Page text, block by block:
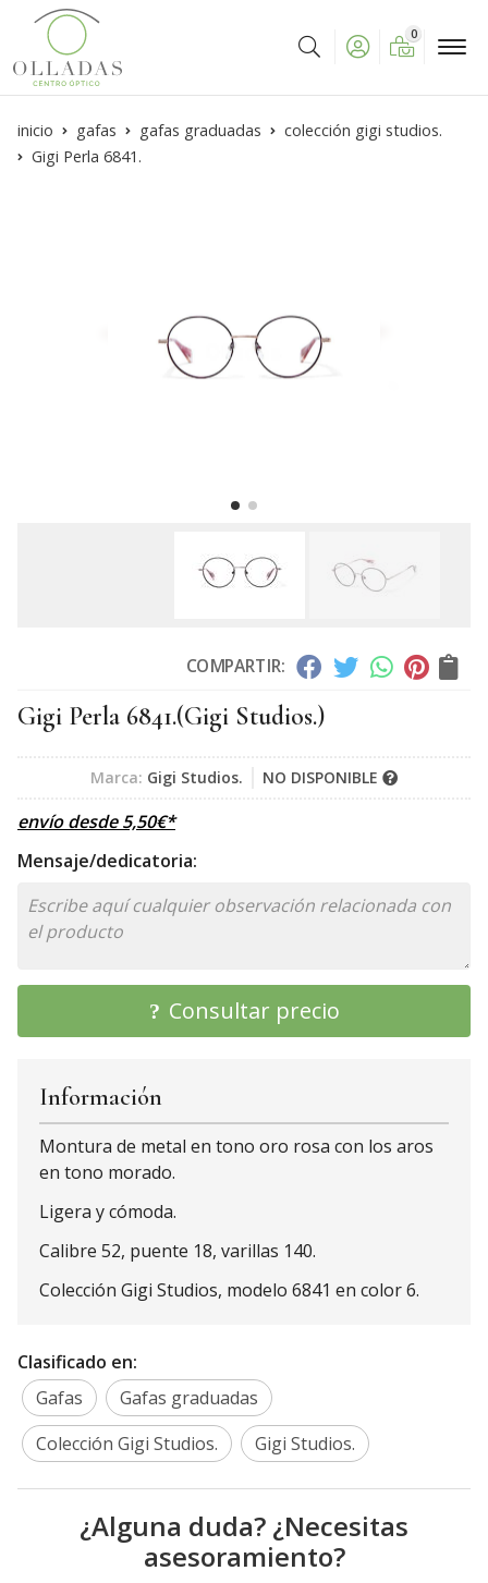
Buscar
0
inicio gafas gafas graduadas
colección gigi studios.
Gigi Perla 6841.
COMPARTIR:
Gigi Perla 6841.(Gigi Studios.)
Marca: Gigi Studios. NO DISPONIBLE
envío desde5,50€*
Mensaje/dedicatoria:
Consultar precio
Información
Montura de metal en tono oro rosa con los aros
en tono morado.
Ligera y cómoda.
Calibre 52, puente 18, varillas 140.
Colección Gigi Studios, modelo 6841 en color 6.
Clasificado en:
Gafas
Gafas graduadas
Colección Gigi Studios.
Gigi Studios.
¿Alguna duda? ¿Necesitas
asesoramiento?